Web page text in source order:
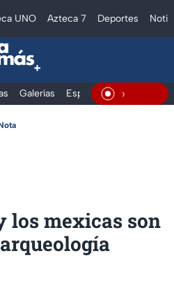
UNO Azteca 7 Deportes
Galerías Especiales En Vivo
los mexicas son